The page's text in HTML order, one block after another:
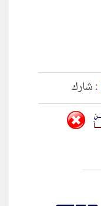
شارك :